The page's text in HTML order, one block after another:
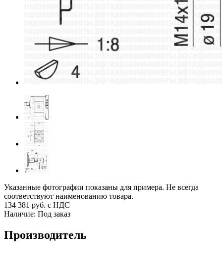
Указанные фотографии показаны для примера. Не всегда
соответствуют наименованию товара.
134 381 руб. с НДС
Наличие: Под заказ
Производитель